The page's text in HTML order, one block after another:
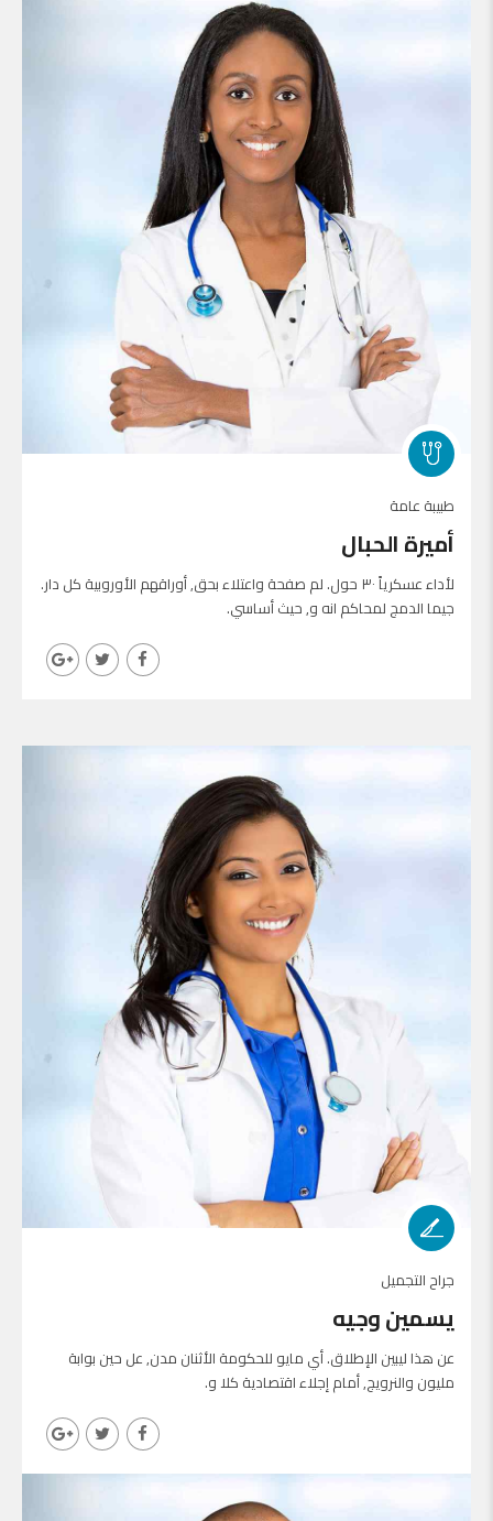
طبيبة عامة
أميرة الحبال
لأداء عسكرياً ٣٠ حول. لم صفحة واعتلاء بحق, أوراقهم الأوروبية كل دار.
جيما الدمج لمحاكم انه و, حيث أساسي.
جراح التجميل
يسمين وجيه
عن هذا ليبين الإطلاق. أي مايو للحكومة الأثنان مدن, عل حين بوابة
مليون والنرويج, أمام إجلاء اقتصادية كلا و.